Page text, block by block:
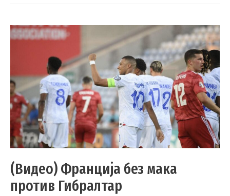
(Видео) Франција без мака
против Гибралтар